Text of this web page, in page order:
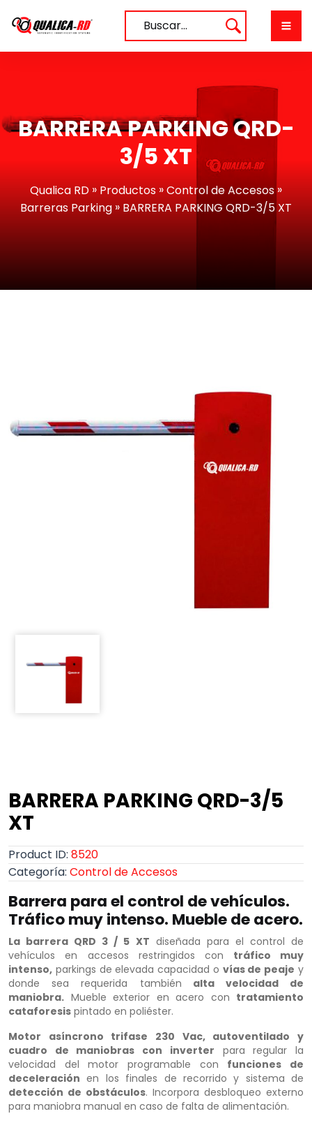
Buscar…
BARRERA PARKING QRD-
3/5 XT
Qualica RD » Productos »Control de Accesos »
Barreras Parking » BARRERA PARKING QRD-3/5 XT
BARRERA PARKING QRD-3/5
XT
Product ID: 8520
Categoría: Control de Accesos
Barrera para el control de vehículos.
Tráfico muy intenso. Mueble de acero.
La barrera QRD 3 / 5 XT diseñada para el control de
vehículos en accesos restringidos con tráfico muy
intenso, parkings de elevada capacidad o vías de peaje y
donde sea requerida también alta velocidad de
maniobra. Mueble exterior en acero con tratamiento
cataforesis pintado en poliéster.
Motor asíncrono trifase 230 Vac, autoventilado y
cuadro de maniobras con inverter para regular la
velocidad del motor programable con funciones de
deceleración en los finales de recorrido y sistema de
detección de obstáculos. Incorpora desbloqueo externo
para maniobra manual en caso de falta de alimentación.